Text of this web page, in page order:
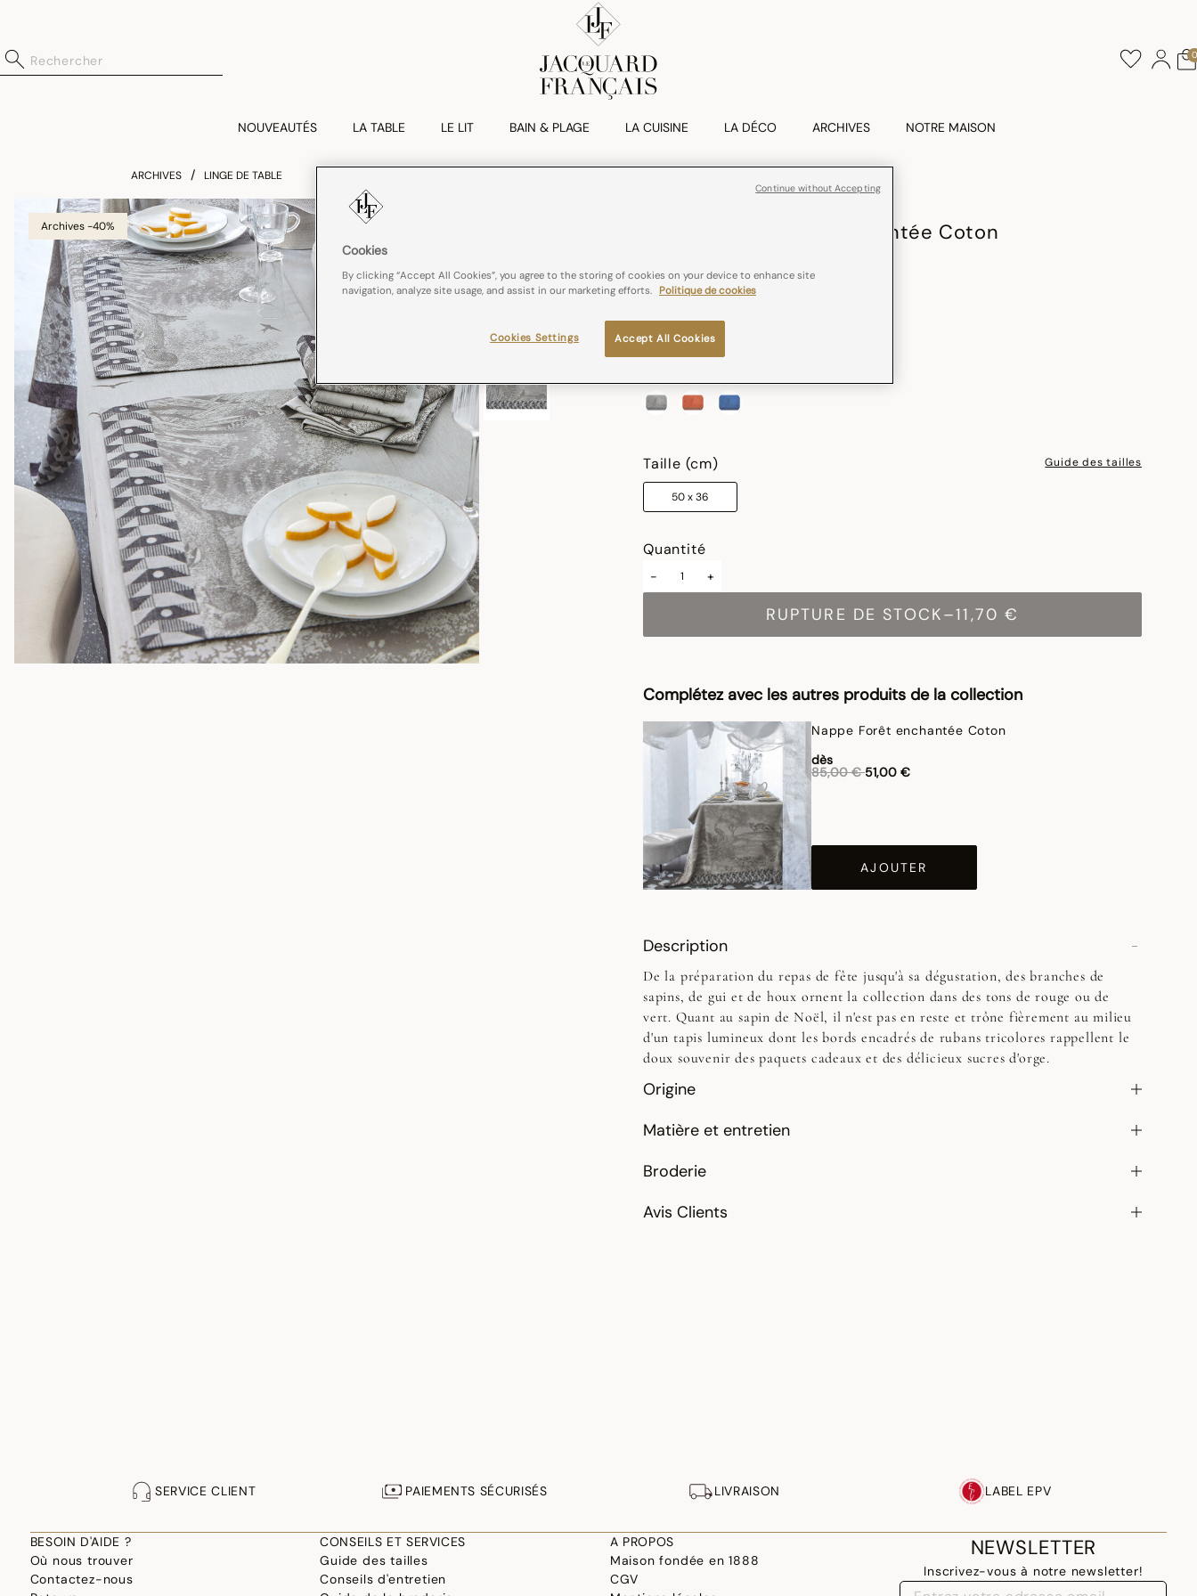
0
NOUVEAUTÉS LA TABLE LE LIT BAIN & PLAGE LA CUISINE LA DÉCO ARCHIVES NOTRE MAISON
ARCHIVES LINGE DE TABLE
Archives -40% Set De Table Forêt Enchantée Coton
Réduction de
19,50 €11,70 €
Taille (cm) Guide des tailles
50 x 36
Quantité
- +
RUPTURE DE STOCK–11,70 €
Complétez avec les autres produits de la collection
Nappe Forêt enchantée Coton
dès
Réduction de
85,00 €à51,00 €
AJOUTER
Description
De la préparation du repas de fête jusqu'à sa dégustation, des branches de
sapins, de gui et de houx ornent la collection dans des tons de rouge ou de
vert. Quant au sapin de Noël, il n'est pas en reste et trône fièrement au milieu
d'un tapis lumineux dont les bords encadrés de rubans tricolores rappellent le
doux souvenir des paquets cadeaux et des délicieux sucres d'orge.
Origine
Matière et entretien
Broderie
Avis Clients
SERVICE CLIENT PAIEMENTS SÉCURISÉS LIVRAISON LABEL EPV
BESOIN D'AIDE ?
Où nous trouver
Contactez-nous
CONSEILS ET SERVICES
Guide des tailles
Conseils d'entretien
A PROPOS
Maison fondée en 1888
CGV
NEWSLETTER
Inscrivez-vous à notre newsletter!
Cookies
By clicking “Accept All Cookies”, you agree to the storing of cookies on your device to enhance site
navigation, analyze site usage, and assist in our marketing efforts. Politique de cookies
Accept All Cookies
Cookies Settings
Continue without Accepting